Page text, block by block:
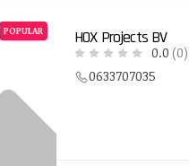
POPULAR HOX Projects BV
0.0 (0)
0633707035